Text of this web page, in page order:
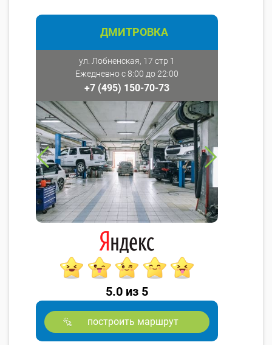
ДМИТРОВКА
ул. Лобненская, 17 стр 1
Ежедневно с 8:00 до 22:00
+7 (495) 150-70-73
5.0 из 5
построить маршрут